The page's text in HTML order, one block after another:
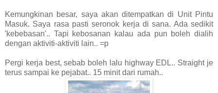
Kemungkinan besar, saya akan ditempatkan di Unit Pintu
Masuk. Saya rasa pasti seronok kerja di sana. Ada sedikit
'kebebasan'.. Tapi kebosanan kalau ada pun boleh dialih
dengan aktiviti-aktiviti lain.. =p
Pergi kerja best, sebab boleh lalu highway EDL.. Straight je
terus sampai ke pejabat.. 15 minit dari rumah..